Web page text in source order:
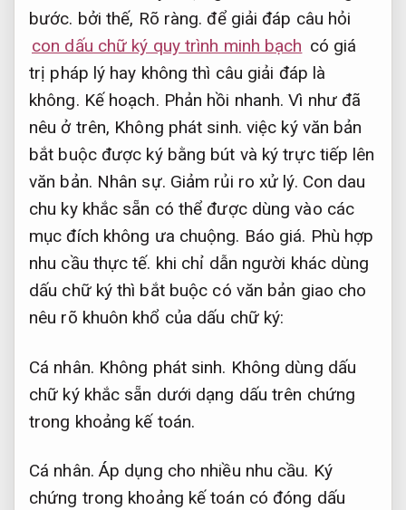
bước. bởi thế, Rõ ràng. để giải đáp câu hỏi
con dấu chữ ký quy trình minh bạch có giá
trị pháp lý hay không thì câu giải đáp là
không. Kế hoạch. Phản hồi nhanh. Vì như đã
nêu ở trên, Không phát sinh. việc ký văn bản
bắt buộc được ký bằng bút và ký trực tiếp lên
văn bản. Nhân sự. Giảm rủi ro xử lý. Con dau
chu ky khắc sẵn có thể được dùng vào các
mục đích không ưa chuộng. Báo giá. Phù hợp
nhu cầu thực tế. khi chỉ dẫn người khác dùng
dấu chữ ký thì bắt buộc có văn bản giao cho
nêu rõ khuôn khổ của dấu chữ ký:
Cá nhân. Không phát sinh. Không dùng dấu
chữ ký khắc sẵn dưới dạng dấu trên chứng
trong khoảng kế toán.
Cá nhân. Áp dụng cho nhiều nhu cầu. Ký
chứng trong khoảng kế toán có đóng dấu